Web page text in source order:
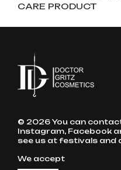
CARE PRODUCT
© 2026 You can
Instagram, Facebook
see us at festivals and
We accept